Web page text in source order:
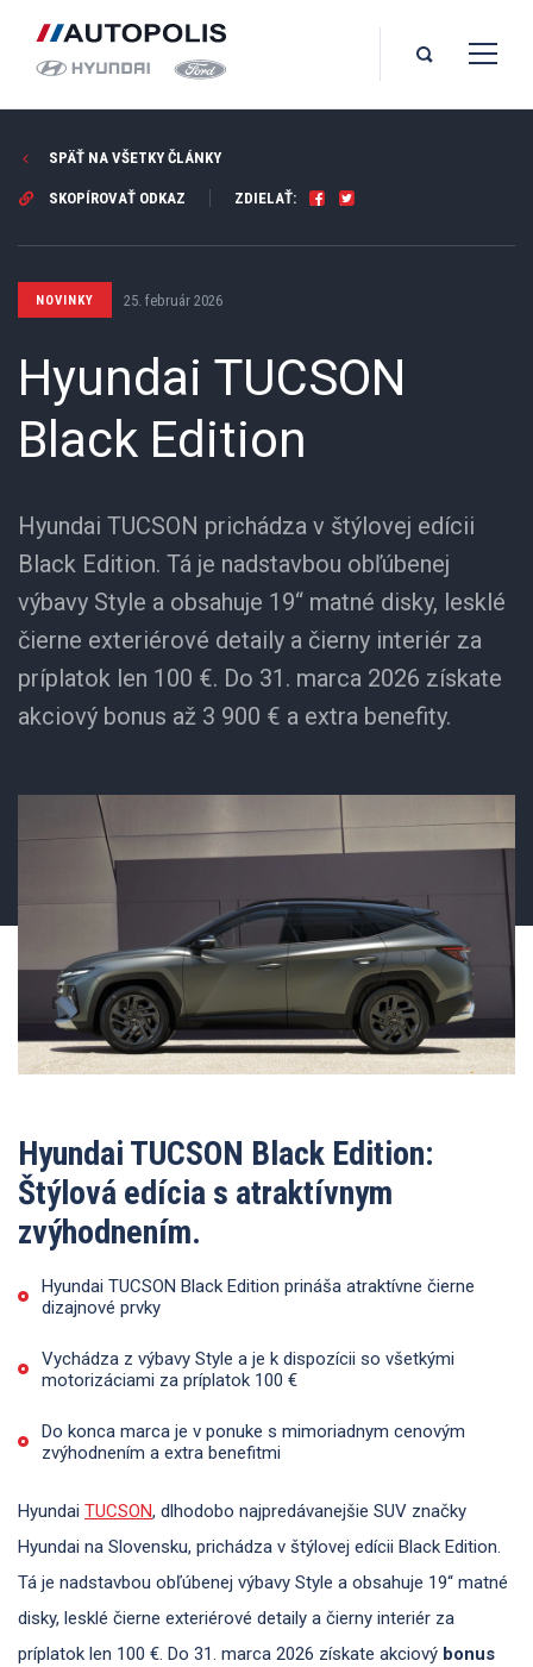
SPÄŤ NA VŠETKY ČLÁNKY
SKOPÍROVAŤ ODKAZ ZDIELAŤ:
NOVINKY 25. február 2026
Hyundai TUCSON
Black Edition
Hyundai TUCSON prichádza v štýlovej edícii
Black Edition. Tá je nadstavbou obľúbenej
výbavy Style a obsahuje 19“ matné disky, lesklé
čierne exteriérové detaily a čierny interiér za
príplatok len 100 €. Do 31. marca 2026 získate
akciový bonus až 3 900 € a extra benefity.
Hyundai TUCSON Black Edition:
Štýlová edícia s atraktívnym
zvýhodnením.
Hyundai TUCSON Black Edition prináša atraktívne čierne
dizajnové prvky
Vychádza z výbavy Style a je k dispozícii so všetkými
motorizáciami za príplatok 100 €
Do konca marca je v ponuke s mimoriadnym cenovým
zvýhodnením a extra benefitmi
Hyundai TUCSON, dlhodobo najpredávanejšie SUV značky
Hyundai na Slovensku, prichádza v štýlovej edícii Black Edition.
Tá je nadstavbou obľúbenej výbavy Style a obsahuje 19“ matné
disky, lesklé čierne exteriérové detaily a čierny interiér za
príplatok len 100 €. Do 31. marca 2026 získate akciový bonus